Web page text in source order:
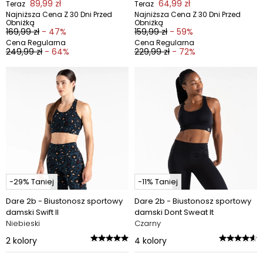
Teraz 89,99 zł
Najniższa Cena Z 30 Dni Przed
Obniżką
169,99 zł - 47%
Cena Regularna
249,99 zł - 64%
Teraz 64,99 zł
Najniższa Cena Z 30 Dni Przed
Obniżką
159,99 zł - 59%
Cena Regularna
229,99 zł - 72%
-29% Taniej
Dare 2b - Biustonosz sportowy
damski Swift II
Niebieski
2 kolory
-11% Taniej
Dare 2b - Biustonosz sportowy
damski Dont Sweat It
Czarny
4 kolory